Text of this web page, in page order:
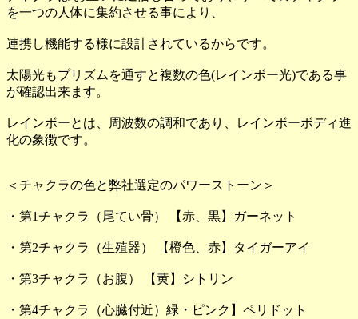
を一つの人体に集約させる事により、
連携し機能する様に設計されているからです。
太陽光もプリズムを通すと複数の色(レインボー光)である事
が確認出来ます。
レインボーとは、周波数の調和であり、レインボーボディ進
化の象徴です。
＜チャクラの色と弊社選定のパワーストーン＞
・第1チャクラ（尾てい骨） 【赤、黒】ガーネット
・第2チャクラ（生殖器） 【橙色、赤】タイガーアイ
・第3チャクラ（お腹） 【黄】シトリン
・第4チャクラ（心臓付近）緑・ピンク】ペリドット